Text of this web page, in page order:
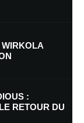
le navigateur pour
:
RETOUR DU